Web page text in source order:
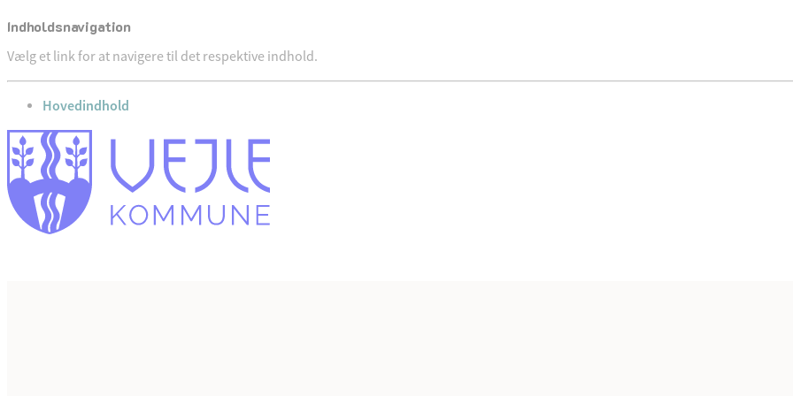
Indholdsnavigation
Vælg et link for at navigere til det respektive indhold.
gå til
Hovedindhold